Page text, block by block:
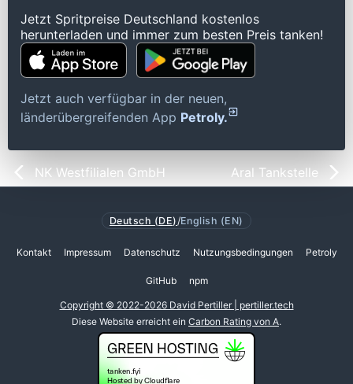
Jetzt Spritpreise Deutschland kostenlos
herunterladen und immer zum besten Preis tanken!
Jetzt auch verfügbar in der neuen,
länderübergreifenden App Petroly.
NK Westfilialen GmbH Aral Tankstelle
Deutsch (DE) /English (EN)
Kontakt Impressum Datenschutz Nutzungsbedingungen Petroly
GitHub npm
Copyright © 2022-2026 David Pertiller | pertiller.tech
Diese Website erreicht ein Carbon Rating von A.